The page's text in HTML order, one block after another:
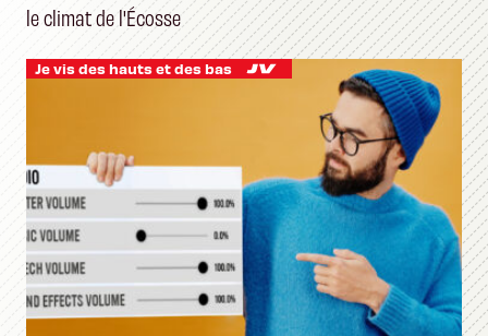
le climat de l'Écosse
Je vis des hauts et des bas